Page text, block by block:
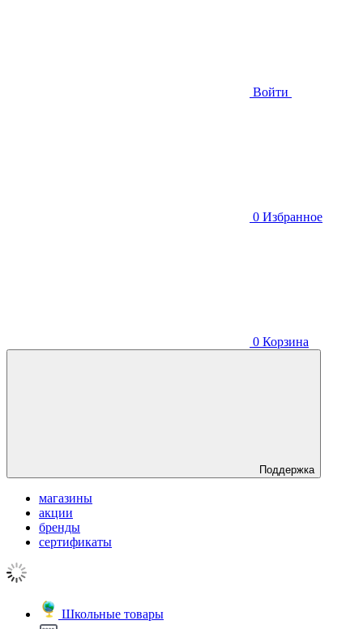
Войти
0 Избранное
0 Корзина
Поддержка
магазины
акции
бренды
сертификаты
Школьные товары